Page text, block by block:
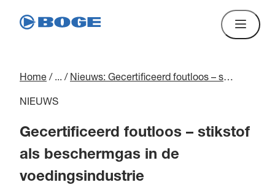
Home / ... / Nieuws: Gecertificeerd foutloos – stikstof als beschermgas in de voedingsindustrie
NIEUWS
Gecertificeerd foutloos – stikstof
als beschermgas in de
voedingsindustrie